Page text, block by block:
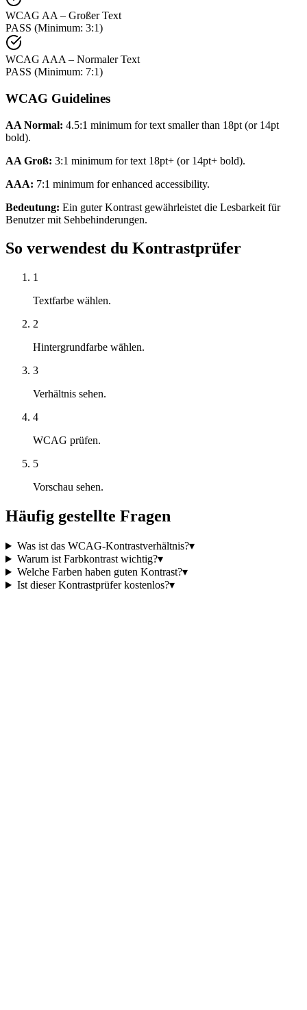
WCAG AA – Großer Text
PASS (Minimum: 3:1)
WCAG AAA – Normaler Text
PASS (Minimum: 7:1)
WCAG Guidelines
AA Normal: 4.5:1 minimum for text smaller than 18pt (or 14pt
bold).
AA Groß: 3:1 minimum for text 18pt+ (or 14pt+ bold).
AAA: 7:1 minimum for enhanced accessibility.
Bedeutung: Ein guter Kontrast gewährleistet die Lesbarkeit für
Benutzer mit Sehbehinderungen.
So verwendest du Kontrastprüfer
1
Textfarbe wählen.
2
Hintergrundfarbe wählen.
3
Verhältnis sehen.
4
WCAG prüfen.
5
Vorschau sehen.
Häufig gestellte Fragen
Was ist das WCAG-Kontrastverhältnis?▾
Warum ist Farbkontrast wichtig?▾
Welche Farben haben guten Kontrast?▾
Ist dieser Kontrastprüfer kostenlos?▾